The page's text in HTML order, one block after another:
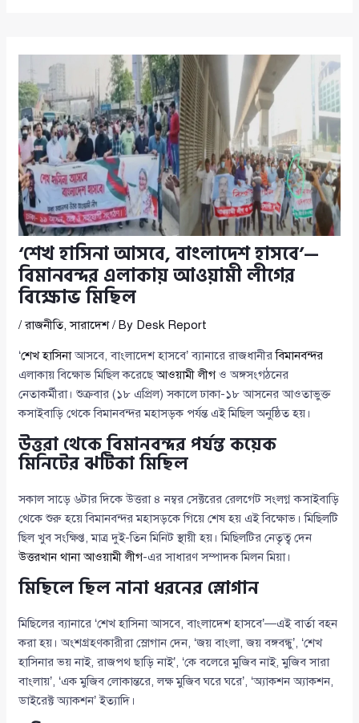
‘শেখ হাসিনা আসবে, বাংলাদেশ হাসবে’—
বিমানবন্দর এলাকায় আওয়ামী লীগের
বিক্ষোভ মিছিল
/রাজনীতি,সারাদেশ/ By Desk Report
‘শেখ হাসিনাআসবে, বাংলাদেশ হাসবে’ ব্যানারে রাজধানীরবিমানবন্দর
এলাকায় বিক্ষোভ মিছিল করেছেআওয়ামী লীগও অঙ্গসংগঠনের
নেতাকর্মীরা। শুক্রবার (১৮ এপ্রিল) সকালে ঢাকা-১৮ আসনের আওতাভুক্ত
কসাইবাড়ি থেকে বিমানবন্দর মহাসড়ক পর্যন্ত এই মিছিল অনুষ্ঠিত হয়।
উত্তরা থেকে বিমানবন্দর পর্যন্ত কয়েক
মিনিটের ঝটিকা মিছিল
সকাল সাড়ে ৬টার দিকে উত্তরা ৪ নম্বর সেক্টরের রেলগেট সংলগ্ন কসাইবাড়ি
থেকে শুরু হয়ে বিমানবন্দর মহাসড়কে গিয়ে শেষ হয় এই বিক্ষোভ। মিছিলটি
ছিল খুব সংক্ষিপ্ত, মাত্র দুই-তিন মিনিট স্থায়ী হয়। মিছিলটির নেতৃত্ব দেন
উত্তরখান থানা আওয়ামী লীগ-এর সাধারণ সম্পাদক মিলন মিয়া।
মিছিলে ছিল নানা ধরনের স্লোগান
মিছিলের ব্যানারে ‘শেখ হাসিনা আসবে, বাংলাদেশ হাসবে’—এই বার্তা বহন
করা হয়। অংশগ্রহণকারীরা স্লোগান দেন, ‘জয় বাংলা, জয় বঙ্গবন্ধু’, ‘শেখ
হাসিনার ভয় নাই, রাজপথ ছাড়ি নাই’, ‘কে বলেরে মুজিব নাই, মুজিব সারা
বাংলায়’, ‘এক মুজিব লোকান্তরে, লক্ষ মুজিব ঘরে ঘরে’, ‘অ্যাকশন অ্যাকশন,
ডাইরেক্ট অ্যাকশন’ ইত্যাদি।